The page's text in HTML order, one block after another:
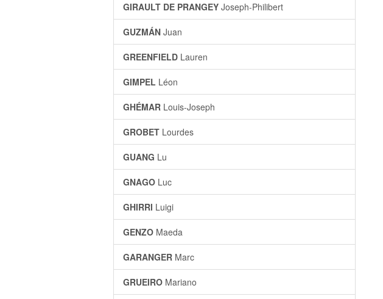
GIRAULT DE PRANGEY Joseph-Philibert
GUZMÁN Juan
GREENFIELD Lauren
GIMPEL Léon
GHÉMAR Louis-Joseph
GROBET Lourdes
GUANG Lu
GNAGO Luc
GHIRRI Luigi
GENZO Maeda
GARANGER Marc
GRUEIRO Mariano